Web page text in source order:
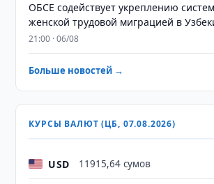
ОБСЕ содействует укреплению
женской трудовой миграцией в
21:00 · 06/08
Больше новостей →
КУРСЫ ВАЛЮТ (ЦБ, 07.08.2026)
USD 11915,64 сумов